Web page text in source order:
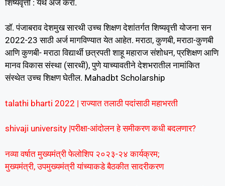
शिष्यवृत्ती : येथे अर्ज करा.
डॉ. पंजाबराव देशमुख सारथी उच्च शिक्षण देशांतर्गत शिष्यवृत्ती योजना सन
2022-23 साठी अर्ज मागविण्यात येत आहेत. मराठा, कुणबी, मराठा-कुणबी
आणि कुणबी- मराठा विद्यार्थी छत्रपती शाहू महाराज संशोधन, प्रशिक्षण आणि
मानव विकास संस्था (सारथी), पुणे याच्यावतीने देशभरातील नामांकित
संस्थेत उच्च शिक्षण घेतील. Mahadbt Scholarship
talathi bharti 2022 | राज्यात तलाठी पदांसाठी महाभरती
shivaji university |परीक्षा-आंदोलन हे समीकरण कधी बदलणार?
नव्या वर्षात मुख्यमंत्री फेलोशिप २०२३-२४ कार्यक्रम;
मुख्यमंत्री, उपमुख्यमंत्री यांच्याकडे बैठकीत सादरीकरण